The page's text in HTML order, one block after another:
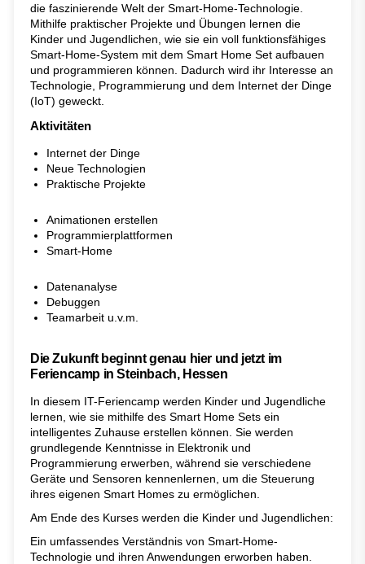
die faszinierende Welt der Smart-Home-Technologie.
Mithilfe praktischer Projekte und Übungen lernen die
Kinder und Jugendlichen, wie sie ein voll funktionsfähiges
Smart-Home-System mit dem Smart Home Set aufbauen
und programmieren können. Dadurch wird ihr Interesse an
Technologie, Programmierung und dem Internet der Dinge
(IoT) geweckt.
Aktivitäten
Internet der Dinge
Neue Technologien
Praktische Projekte
Animationen erstellen
Programmierplattformen
Smart-Home
Datenanalyse
Debuggen
Teamarbeit u.v.m.
Die Zukunft beginnt genau hier und jetzt im
Feriencamp in Steinbach, Hessen
In diesem IT-Feriencamp werden Kinder und Jugendliche
lernen, wie sie mithilfe des Smart Home Sets ein
intelligentes Zuhause erstellen können. Sie werden
grundlegende Kenntnisse in Elektronik und
Programmierung erwerben, während sie verschiedene
Geräte und Sensoren kennenlernen, um die Steuerung
ihres eigenen Smart Homes zu ermöglichen.
Am Ende des Kurses werden die Kinder und Jugendlichen:
Ein umfassendes Verständnis von Smart-Home-
Technologie und ihren Anwendungen erworben haben.